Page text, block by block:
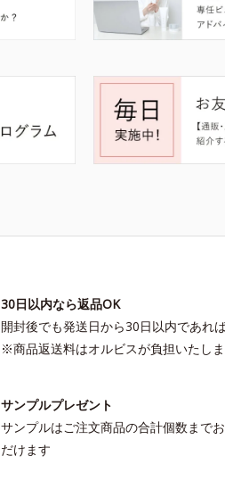
30日以内なら返品OK
開封後でも発送日から30日以内であれ
※商品返送料はオルビスが負担いたし
サンプルプレゼント
サンプルはご注文商品の合計個数まで
だけます